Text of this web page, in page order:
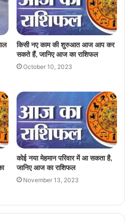
किसी नए काम की शुरुआत आज आप कर
सकते हैं, जानिए आज का राशिफल
October 10, 2023
कोई नया मेहमान परिवार में आ सकता है,
जानिए आज का राशिफल
November 13, 2023